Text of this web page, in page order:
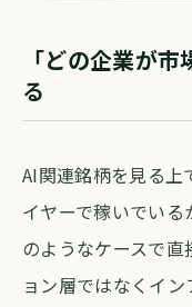
「どの企業が
る
AI関連銘柄を見る上
イヤーで稼いでい
のようなケースで
ョン層ではなくイ